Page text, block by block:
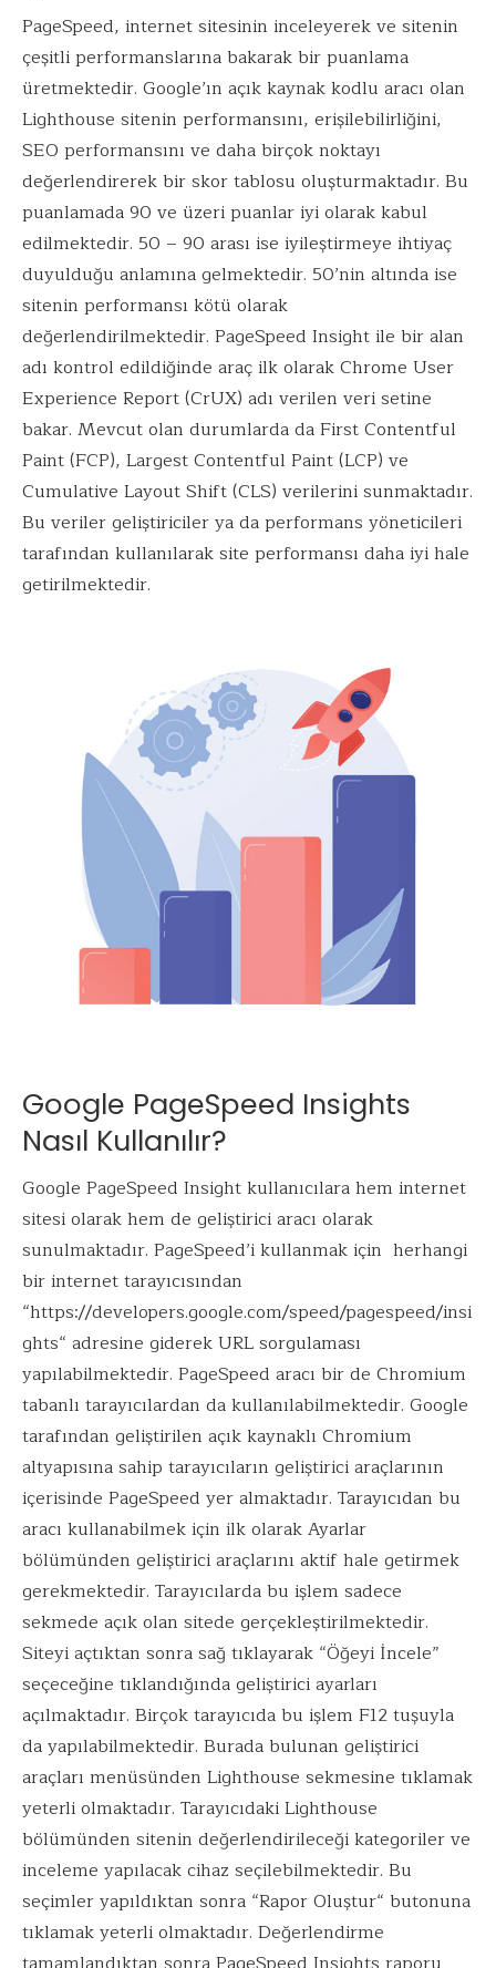
PageSpeed, internet sitesinin inceleyerek ve sitenin
çeşitli performanslarına bakarak bir puanlama
üretmektedir. Google’ın açık kaynak kodlu aracı olan
Lighthouse sitenin performansını, erişilebilirliğini,
SEO performansını ve daha birçok noktayı
değerlendirerek bir skor tablosu oluşturmaktadır. Bu
puanlamada 90 ve üzeri puanlar iyi olarak kabul
edilmektedir. 50 – 90 arası ise iyileştirmeye ihtiyaç
duyulduğu anlamına gelmektedir. 50’nin altında ise
sitenin performansı kötü olarak
değerlendirilmektedir. PageSpeed Insight ile bir alan
adı kontrol edildiğinde araç ilk olarak Chrome User
Experience Report (CrUX) adı verilen veri setine
bakar. Mevcut olan durumlarda da First Contentful
Paint (FCP), Largest Contentful Paint (LCP) ve
Cumulative Layout Shift (CLS) verilerini sunmaktadır.
Bu veriler geliştiriciler ya da performans yöneticileri
tarafından kullanılarak site performansı daha iyi hale
getirilmektedir.
Google PageSpeed Insights
Nasıl Kullanılır?
Google PageSpeed Insight kullanıcılara hem internet
sitesi olarak hem de geliştirici aracı olarak
sunulmaktadır. PageSpeed’i kullanmak için herhangi
bir internet tarayıcısından
“https://developers.google.com/speed/pagespeed/insi
ghts“ adresine giderek URL sorgulaması
yapılabilmektedir. PageSpeed aracı bir de Chromium
tabanlı tarayıcılardan da kullanılabilmektedir. Google
tarafından geliştirilen açık kaynaklı Chromium
altyapısına sahip tarayıcıların geliştirici araçlarının
içerisinde PageSpeed yer almaktadır. Tarayıcıdan bu
aracı kullanabilmek için ilk olarak Ayarlar
bölümünden geliştirici araçlarını aktif hale getirmek
gerekmektedir. Tarayıcılarda bu işlem sadece
sekmede açık olan sitede gerçekleştirilmektedir.
Siteyi açtıktan sonra sağ tıklayarak “Öğeyi İncele”
seçeceğine tıklandığında geliştirici ayarları
açılmaktadır. Birçok tarayıcıda bu işlem F12 tuşuyla
da yapılabilmektedir. Burada bulunan geliştirici
araçları menüsünden Lighthouse sekmesine tıklamak
yeterli olmaktadır. Tarayıcıdaki Lighthouse
bölümünden sitenin değerlendirileceği kategoriler ve
inceleme yapılacak cihaz seçilebilmektedir. Bu
seçimler yapıldıktan sonra “Rapor Oluştur“ butonuna
tıklamak yeterli olmaktadır. Değerlendirme